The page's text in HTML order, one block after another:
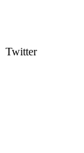
Twitter